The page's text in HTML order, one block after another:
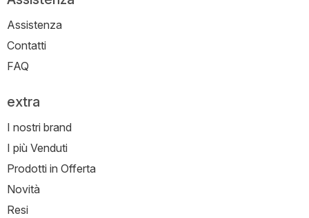
Assistenza
Contatti
FAQ
extra
I nostri brand
I più Venduti
Prodotti in Offerta
Novità
Resi